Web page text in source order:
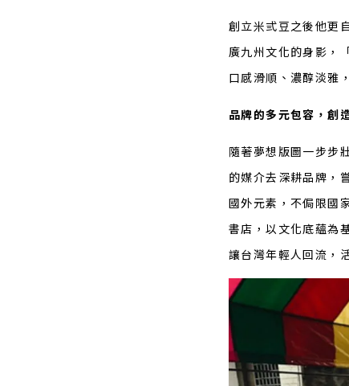
創立米弎豆之後他更
廣九州文化的身影，
口感滑順、濃醇淡雅
品牌的多元包容，創
隨著夢想版圖一步步
的媒介去深耕品牌，
國外元素，不侷限國
書店，以文化底蘊為
讓台灣年輕人回流，